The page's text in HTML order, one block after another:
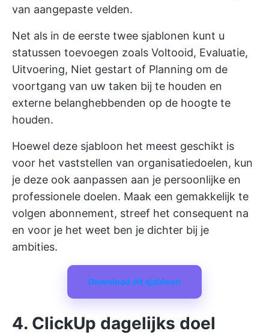
van aangepaste velden.
Net als in de eerste twee sjablonen kunt u
statussen toevoegen zoals Voltooid, Evaluatie,
Uitvoering, Niet gestart of Planning om de
voortgang van uw taken bij te houden en
externe belanghebbenden op de hoogte te
houden.
Hoewel deze sjabloon het meest geschikt is
voor het vaststellen van organisatiedoelen, kun
je deze ook aanpassen aan je persoonlijke en
professionele doelen. Maak een gemakkelijk te
volgen abonnement, streef het consequent na
en voor je het weet ben je dichter bij je
ambities.
Download dit sjabloon
4. ClickUp dagelijks doel